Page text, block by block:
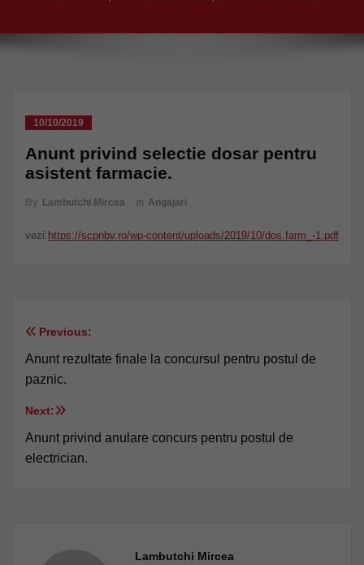
10/10/2019
Anunt privind selectie dosar pentru
asistent farmacie.
By Lambutchi Mircea in Angajari
vezi: https://scpnbv.ro/wp-content/uploads/2019/10/dos.farm_-1.pdf
Navigare
în
articole
Previous:
Anunt rezultate finale la concursul pentru postul de
paznic.
Next:
Anunt privind anulare concurs pentru postul de
electrician.
Lambutchi Mircea